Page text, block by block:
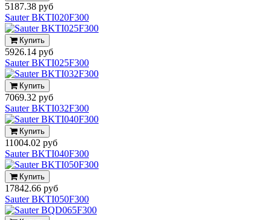
5187.38 руб
Sauter BKTI020F300
Купить
5926.14 руб
Sauter BKTI025F300
Купить
7069.32 руб
Sauter BKTI032F300
Купить
11004.02 руб
Sauter BKTI040F300
Купить
17842.66 руб
Sauter BKTI050F300